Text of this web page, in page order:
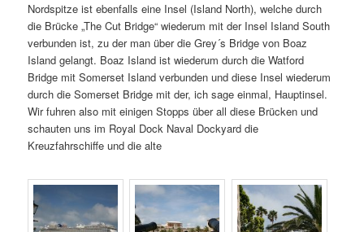
Nordspitze ist ebenfalls eine Insel (Island North), welche durch
die Brücke „The Cut Bridge“ wiederum mit der Insel Island South
verbunden ist, zu der man über die Grey´s Bridge von Boaz
Island gelangt. Boaz Island ist wiederum durch die Watford
Bridge mit Somerset Island verbunden und diese Insel wiederum
durch die Somerset Bridge mit der, ich sage einmal, Hauptinsel.
Wir fuhren also mit einigen Stopps über all diese Brücken und
schauten uns im Royal Dock Naval Dockyard die
Kreuzfahrschiffe und die alte